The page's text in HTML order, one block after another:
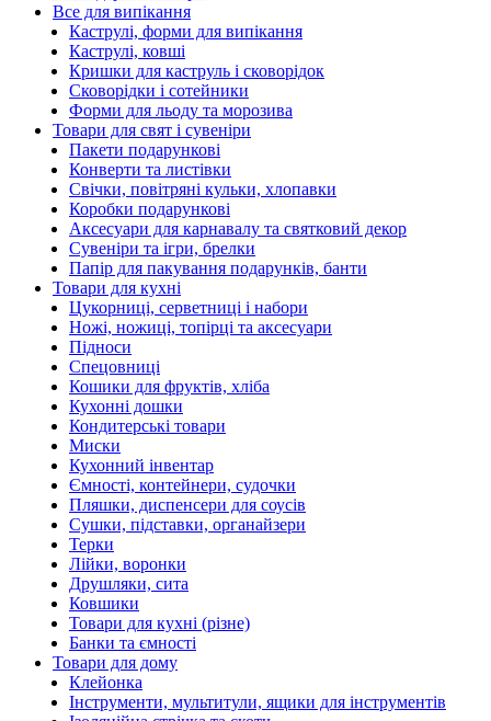
Все для випікання
Каструлі, форми для випікання
Каструлі, ковші
Кришки для каструль і сковорідок
Сковорідки і сотейники
Форми для льоду та морозива
Товари для свят і сувеніри
Пакети подарункові
Конверти та листівки
Свічки, повітряні кульки, хлопавки
Коробки подарункові
Аксесуари для карнавалу та святковий декор
Сувеніри та ігри, брелки
Папір для пакування подарунків, банти
Товари для кухні
Цукорниці, серветниці і набори
Ножі, ножиці, топірці та аксесуари
Підноси
Спецовниці
Кошики для фруктів, хліба
Кухонні дошки
Кондитерські товари
Миски
Кухонний інвентар
Ємності, контейнери, судочки
Пляшки, диспенсери для соусів
Сушки, підставки, органайзери
Терки
Лійки, воронки
Друшляки, сита
Ковшики
Товари для кухні (різне)
Банки та ємності
Товари для дому
Клейонка
Інструменти, мультитули, ящики для інструментів